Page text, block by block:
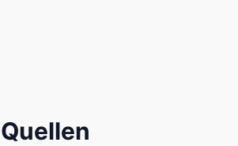
Quellen